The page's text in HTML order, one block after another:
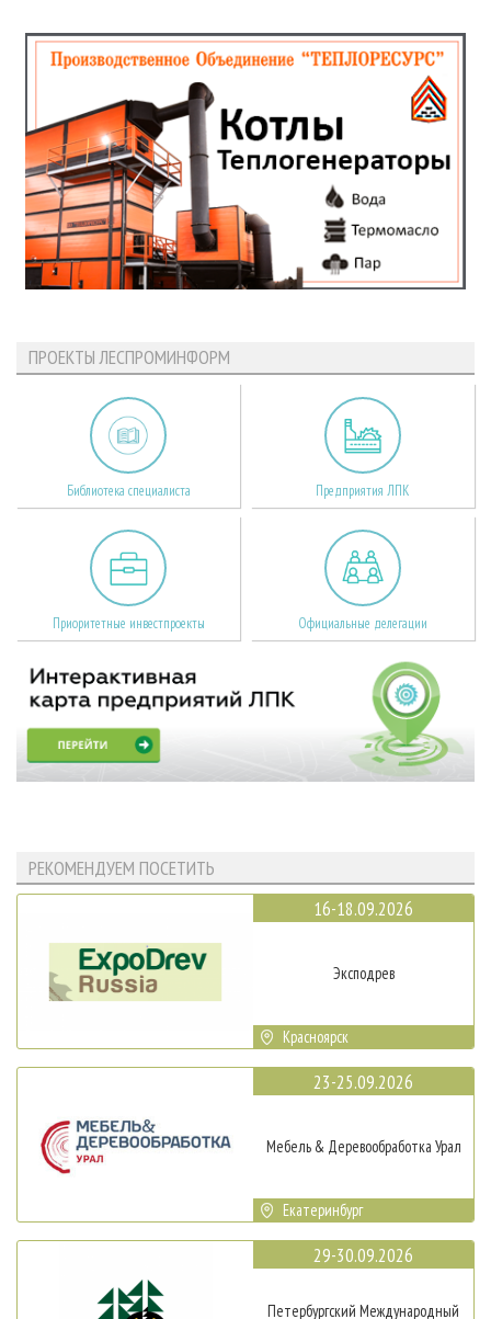
ПРОЕКТЫ ЛЕСПРОМИНФОРМ
Библиотека специалиста Предприятия ЛПК
Приоритетные инвестпроекты Официальные делегации
РЕКОМЕНДУЕМ ПОСЕТИТЬ
16-18.09.2026
Эксподрев
Красноярск
23-25.09.2026
Мебель & Деревообработка Урал
Екатеринбург
29-30.09.2026
Петербургский Международный